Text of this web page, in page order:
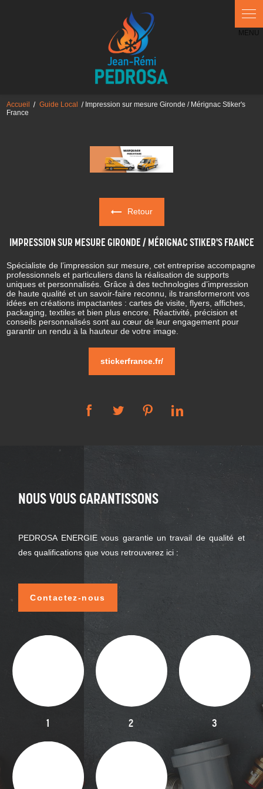
Accueil Guide Local
Impression sur mesure Gironde / Mérignac Stiker's
France
Retour
IMPRESSION SUR MESURE GIRONDE / MÉRIGNAC STIKER'S FRANCE
Spécialiste de l’impression sur mesure, cet entreprise accompagne
professionnels et particuliers dans la réalisation de supports
uniques et personnalisés. Grâce à des technologies d’impression
de haute qualité et un savoir-faire reconnu, ils transformeront vos
idées en créations impactantes : cartes de visite, flyers, affiches,
packaging, textiles et bien plus encore. Réactivité, précision et
conseils personnalisés sont au cœur de leur engagement pour
garantir un rendu à la hauteur de votre image.
stickerfrance.fr/
NOUS VOUS GARANTISSONS
PEDROSA ENERGIE vous garantie un travail de qualité et
des qualifications que vous retrouverez ici :
Contactez-nous
1 2 3